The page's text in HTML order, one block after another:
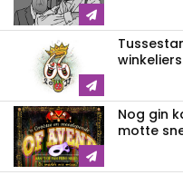
Nog gin
motte